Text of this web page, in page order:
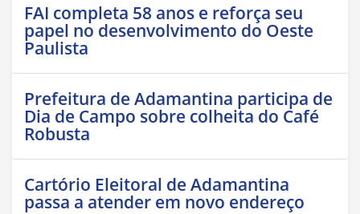
FAI completa 58 anos e reforça seu
papel no desenvolvimento do Oeste
Paulista
Prefeitura de Adamantina participa de
Dia de Campo sobre colheita do Café
Robusta
Cartório Eleitoral de Adamantina
passa a atender em novo endereço